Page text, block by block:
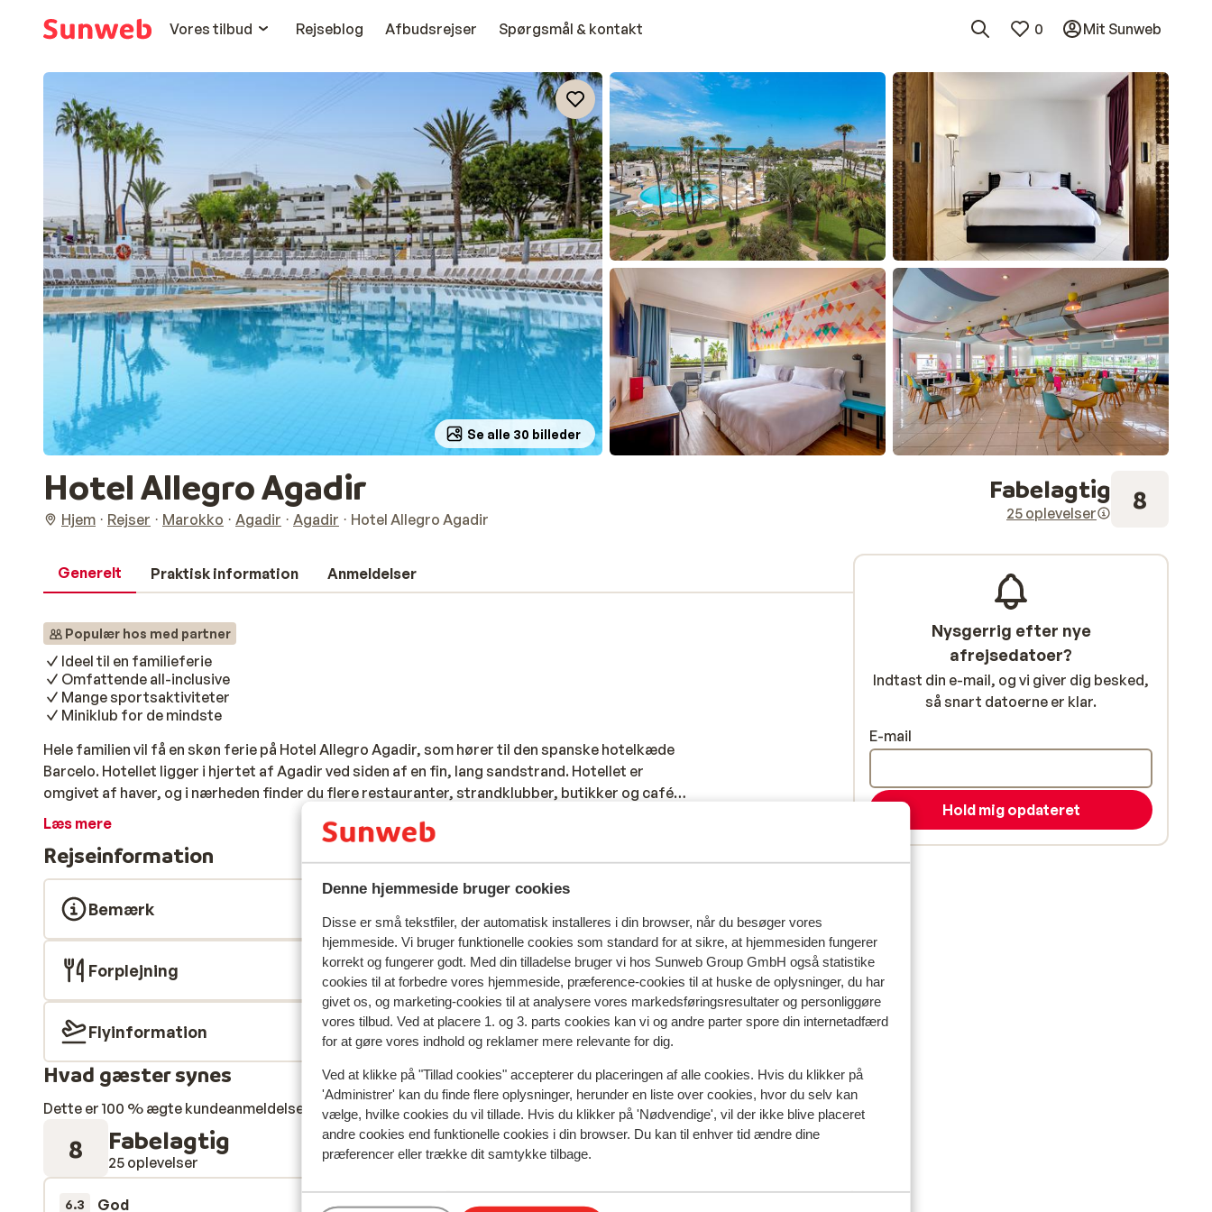
Denne hjemmeside bruger cookies
Disse er små tekstfiler, der automatisk installeres i din browser, når du besøger vores
hjemmeside. Vi bruger funktionelle cookies som standard for at sikre, at hjemmesiden fungerer
korrekt og fungerer godt. Med din tilladelse bruger vi hos Sunweb Group GmbH også statistike
cookies til at forbedre vores hjemmeside, præference-cookies til at huske de oplysninger, du har
givet os, og marketing-cookies til at analysere vores markedsføringsresultater og personliggøre
vores tilbud. Ved at placere 1. og 3. parts cookies kan vi og andre parter spore din internetadfærd
for at gøre vores indhold og reklamer mere relevante for dig.
Ved at klikke på "Tillad cookies" accepterer du placeringen af alle cookies. Hvis du klikker på
'Administrer' kan du finde flere oplysninger, herunder en liste over cookies, hvor du selv kan
vælge, hvilke cookies du vil tillade. Hvis du klikker på 'Nødvendige', vil der ikke blive placeret
andre cookies end funktionelle cookies i din browser. Du kan til enhver tid ændre dine
præferencer eller trække dit samtykke tilbage.
Vores tilbud
Rejseblog Afbudsrejser Spørgsmål & kontakt 0 Mit Sunweb
Se alle 30 billeder
Hotel Allegro Agadir
Hjem Rejser Marokko Agadir Agadir Hotel Allegro Agadir
Fabelagtig
25 oplevelser 8
Generelt Praktisk information Anmeldelser
Populær hos med partner
Ideel til en familieferie
Omfattende all-inclusive
Mange sportsaktiviteter
Miniklub for de mindste
Hele familien vil få en skøn ferie på Hotel Allegro Agadir, som hører til den spanske hotelkæde
Barcelo. Hotellet ligger i hjertet af Agadir ved siden af en fin, lang sandstrand. Hotellet er
omgivet af haver, og i nærheden finder du flere restauranter, strandklubber, butikker og caféer.
Allegro Agadir har også masser at tage sig til for både store og små. Hvad med for eksempel et
spil tennis eller beachvolley? Du kan også nyde lækker mad og drikke hele dagen. Restauranten
har et bredt udvalg af internationale retter, som du kan nyde takket være all-inclusive. Børnene
kan hygge sig i swimmingpoolen og miniklubben. Det bliver en fantastisk ferie for alle!
Læs mere
Rejseinformation
Bemærk
Forplejning
Flyinformation
Hvad gæster synes
Dette er 100 % ægte kundeanmeldelser, der ærligt afspejler deres oplevelser med vores produkt.Mere om anmeldelser
8 Fabelagtig
25 oplevelser
6.3 God
15. mar. 2026
4.0 Middel
Nysgerrig efter nye
afrejsedatoer?
Indtast din e-mail, og vi giver dig besked,
så snart datoerne er klar.
E-mail
Hold mig opdateret